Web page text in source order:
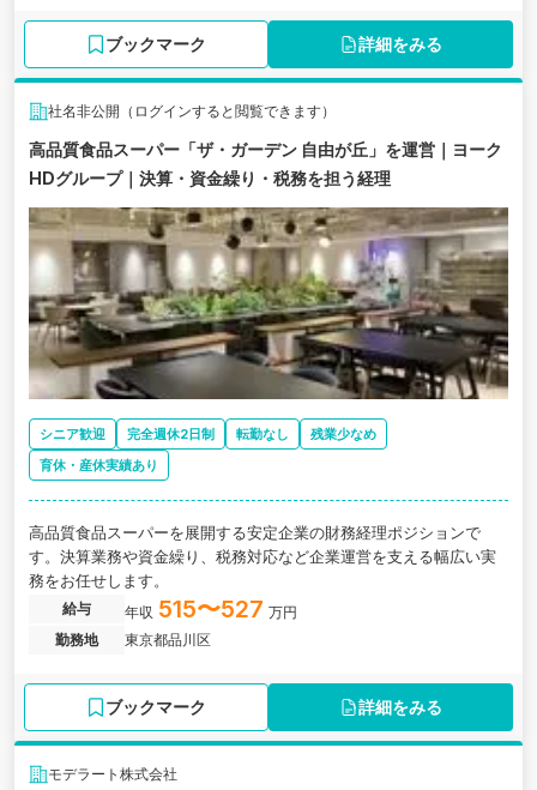
ブックマーク 詳細をみる
社名非公開（ログインすると閲覧できます）
高品質食品スーパー「ザ・ガーデン 自由が丘」を運営｜ヨーク
HDグループ｜決算・資金繰り・税務を担う経理
シニア歓迎 完全週休2日制 転勤なし
残業少なめ
育休・産休実績あり
高品質食品スーパーを展開する安定企業の財務経理ポジションで
す。決算業務や資金繰り、税務対応など企業運営を支える幅広い実
務をお任せします。
給与 年収 515〜527 万円
勤務地
東京都品川区
ブックマーク 詳細をみる
モデラート株式会社